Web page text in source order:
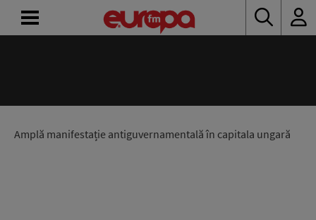
Amplă manifestație antiguvernamentală în capitala ungară
RADIO